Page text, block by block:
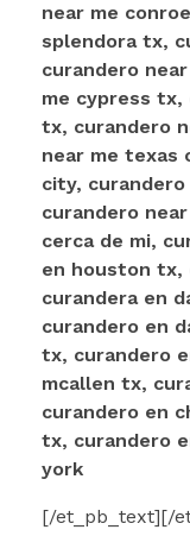
near me
splendora tx,
curandero
me cypress tx,
tx, curandero
near me texas
city,
curandero
cerca de mi,
en houston tx,
curandera en
curandero en
tx, curandero
mcallen tx,
curandero en
tx, curandero
york
[/et_pb_text][/